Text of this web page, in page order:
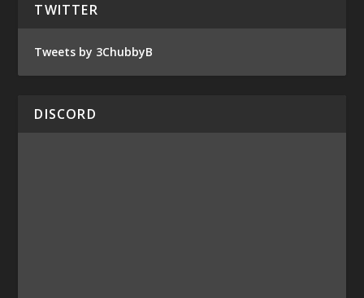
TWITTER
Tweets by 3ChubbyB
DISCORD